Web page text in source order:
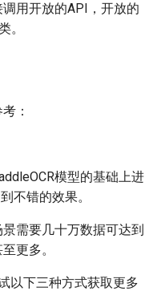
用开放的API，开放的
。
：
模型的基础上进
不错的效果。
需要几十万数据可达到
更多。
以下三种方式获取更多